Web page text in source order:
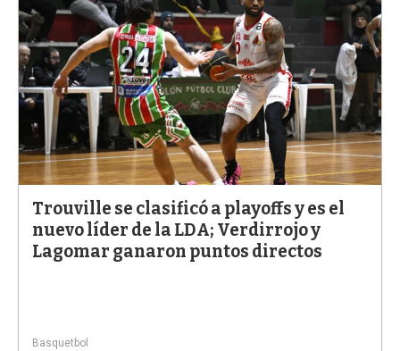
Trouville se clasificó a playoffs y es el
nuevo líder de la LDA; Verdirrojo y
Lagomar ganaron puntos directos
Basquetbol